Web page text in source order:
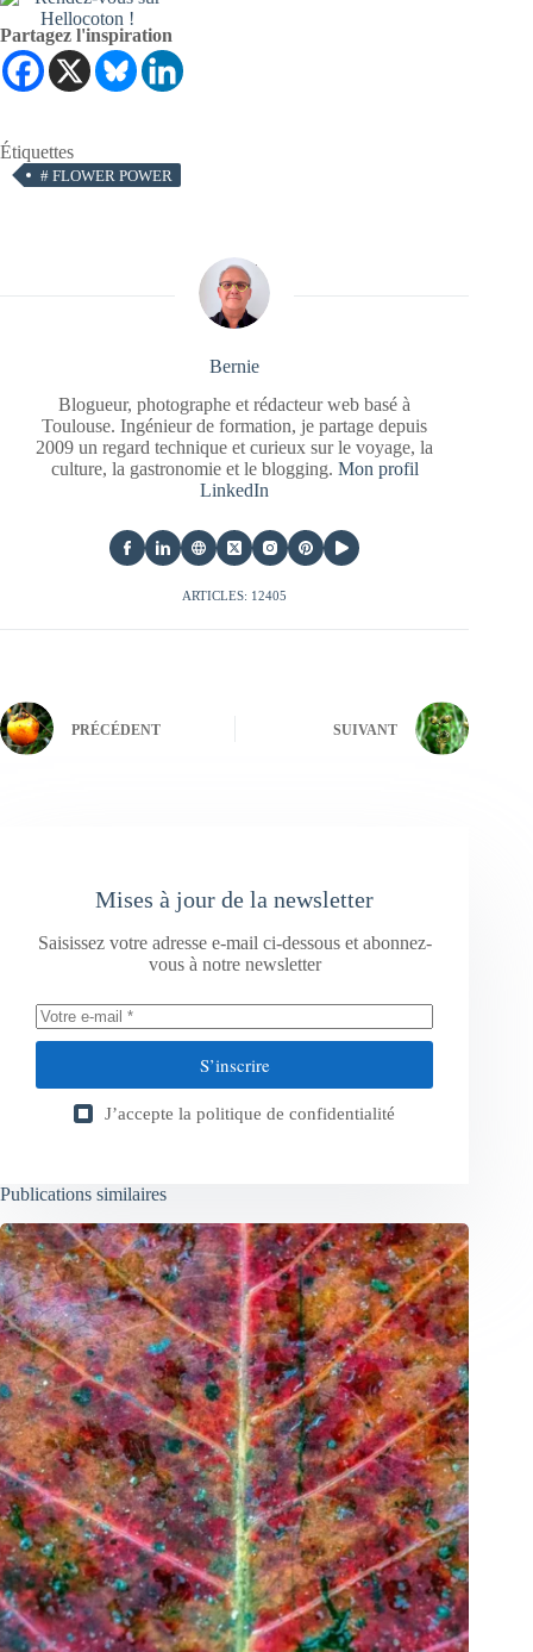
Partagez l'inspiration
Étiquettes
# FLOWER POWER
Bernie
Blogueur, photographe et rédacteur web basé à
Toulouse. Ingénieur de formation, je partage depuis
2009 un regard technique et curieux sur le voyage, la
culture, la gastronomie et le blogging. Mon profil
LinkedIn
ARTICLES: 12405
PRÉCÉDENT SUIVANT
Mises à jour de la newsletter
Saisissez votre adresse e-mail ci-dessous et abonnez-
vous à notre newsletter
S’inscrire
J’accepte la politique de confidentialité
Publications similaires